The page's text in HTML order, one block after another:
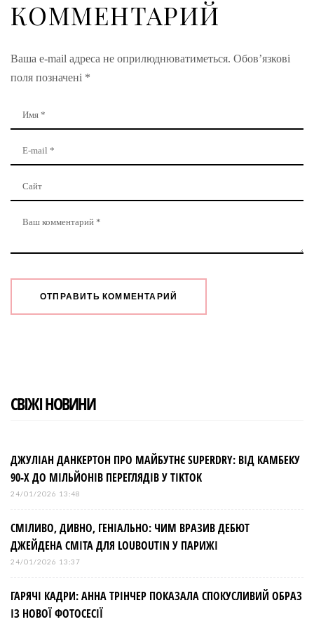
КОММЕНТАРИЙ
Ваша e-mail адреса не оприлюднюватиметься. Обов’язкові
поля позначені *
СВІЖІ НОВИНИ
ДЖУЛІАН ДАНКЕРТОН ПРО МАЙБУТНЄ SUPERDRY: ВІД КАМБЕКУ
90-Х ДО МІЛЬЙОНІВ ПЕРЕГЛЯДІВ У TIKTOK
24/01/2026 13:48
СМІЛИВО, ДИВНО, ГЕНІАЛЬНО: ЧИМ ВРАЗИВ ДЕБЮТ
ДЖЕЙДЕНА СМІТА ДЛЯ LOUBOUTIN У ПАРИЖІ
24/01/2026 13:37
ГАРЯЧІ КАДРИ: АННА ТРІНЧЕР ПОКАЗАЛА СПОКУСЛИВИЙ ОБРАЗ
ІЗ НОВОЇ ФОТОСЕСІЇ